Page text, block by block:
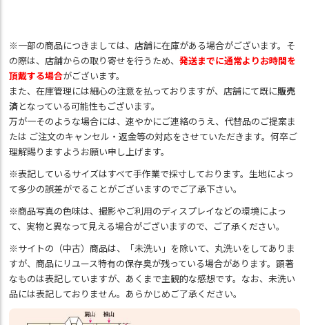
※一部の商品につきましては、店舗に在庫がある場合がございます。そ
の際は、店舗からの取り寄せを行うため、発送までに通常よりお時間を
頂戴する場合がございます。
また、在庫管理には細心の注意を払っておりますが、店舗にて既に販売
済となっている可能性もございます。
万が一そのような場合には、速やかにご連絡のうえ、代替品のご提案ま
たは ご注文のキャンセル・返金等の対応をさせていただきます。何卒ご
理解賜りますようお願い申し上げます。
※表記しているサイズはすべて手作業で採寸しております。生地によっ
て多少の誤差がでることがございますのでご了承下さい。
※商品写真の色味は、撮影やご利用のディスプレイなどの環境によっ
て、実物と異なって見える場合がございますので、ご了承ください。
※サイトの（中古）商品は、「未洗い」を除いて、丸洗いをしてありま
すが、商品にリユース特有の保存臭が残っている場合があります。顕著
なものは表記していますが、あくまで主観的な感想です。なお、未洗い
品には表記しておりません。あらかじめご了承ください。